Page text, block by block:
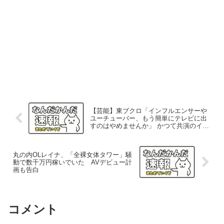
【芸能】東ブクロ「インフルエンサーや
ユーチューバー、もう簡単にテレビに出
すのはやめませんか」 かつて共演のイン
丸の内OLレイナ、「全裸女体タワー」騒
動で数千万円稼いでいた AVデビュー計
画も告白
コメント